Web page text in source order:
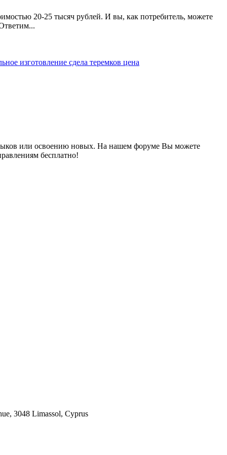
20-25 тысяч рублей. И вы, как потребитель, можете
изготовление сдела теремков цена
или освоению новых. На нашем форуме Вы можете
бесплатно!
3048 Limassol, Cyprus